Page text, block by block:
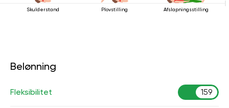
Skulderstand Plovstilling Afslapningsstilling
Belønning
Fleksibilitet 159